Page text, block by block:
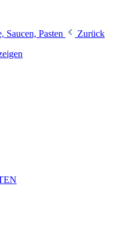
Saucen, Pasten
Zurück